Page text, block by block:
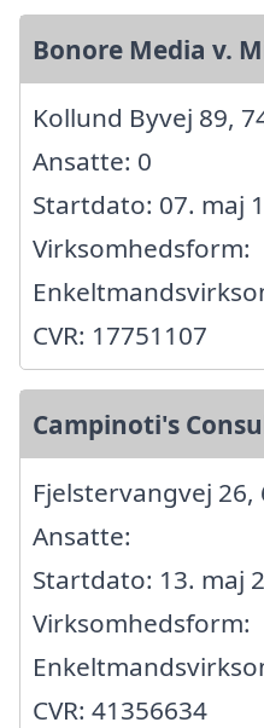
Bonore Media v.
Kollund Byvej 89,
Ansatte: 0
Startdato: 07. maj
Virksomhedsform:
CVR: 17751107
Campinoti's
Fjelstervangvej
Ansatte:
Startdato: 13. maj
Virksomhedsform:
CVR: 41356634